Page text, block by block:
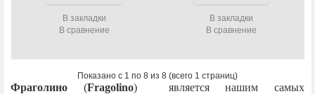
В закладки
В сравнение
В закладки
В сравнение
Показано с 1 по 8 из 8 (всего 1 страниц)
Фраголино (Fragolino) является нашим самых